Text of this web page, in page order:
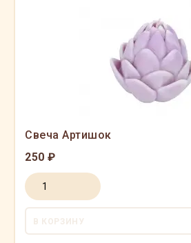
Свеча Артишок
250 ₽
В КОРЗИНУ